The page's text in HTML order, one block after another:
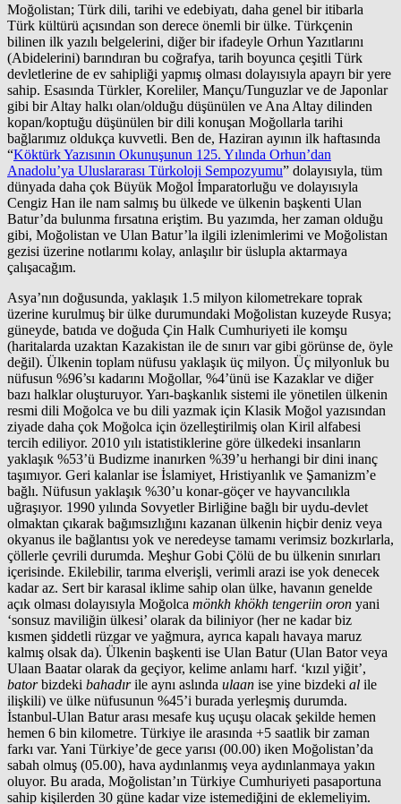
Moğolistan; Türk dili, tarihi ve edebiyatı, daha genel bir itibarla
Türk kültürü açısından son derece önemli bir ülke. Türkçenin
bilinen ilk yazılı belgelerini, diğer bir ifadeyle Orhun Yazıtlarını
(Abidelerini) barındıran bu coğrafya, tarih boyunca çeşitli Türk
devletlerine de ev sahipliği yapmış olması dolayısıyla apayrı bir yere
sahip. Esasında Türkler, Koreliler, Mançu/Tunguzlar ve de Japonlar
gibi bir Altay halkı olan/olduğu düşünülen ve Ana Altay dilinden
kopan/koptuğu düşünülen bir dili konuşan Moğollarla tarihi
bağlarımız oldukça kuvvetli. Ben de, Haziran ayının ilk haftasında
“Köktürk Yazısının Okunuşunun 125. Yılında Orhun’dan
Anadolu’ya Uluslararası Türkoloji Sempozyumu” dolayısıyla, tüm
dünyada daha çok Büyük Moğol İmparatorluğu ve dolayısıyla
Cengiz Han ile nam salmış bu ülkede ve ülkenin başkenti Ulan
Batur’da bulunma fırsatına eriştim. Bu yazımda, her zaman olduğu
gibi, Moğolistan ve Ulan Batur’la ilgili izlenimlerimi ve Moğolistan
gezisi üzerine notlarımı kolay, anlaşılır bir üslupla aktarmaya
çalışacağım.
Asya’nın doğusunda, yaklaşık 1.5 milyon kilometrekare toprak
üzerine kurulmuş bir ülke durumundaki Moğolistan kuzeyde Rusya;
güneyde, batıda ve doğuda Çin Halk Cumhuriyeti ile komşu
(haritalarda uzaktan Kazakistan ile de sınırı var gibi görünse de, öyle
değil). Ülkenin toplam nüfusu yaklaşık üç milyon. Üç milyonluk bu
nüfusun %96’sı kadarını Moğollar, %4’ünü ise Kazaklar ve diğer
bazı halklar oluşturuyor. Yarı-başkanlık sistemi ile yönetilen ülkenin
resmi dili Moğolca ve bu dili yazmak için Klasik Moğol yazısından
ziyade daha çok Moğolca için özelleştirilmiş olan Kiril alfabesi
tercih ediliyor. 2010 yılı istatistiklerine göre ülkedeki insanların
yaklaşık %53’ü Budizme inanırken %39’u herhangi bir dini inanç
taşımıyor. Geri kalanlar ise İslamiyet, Hristiyanlık ve Şamanizm’e
bağlı. Nüfusun yaklaşık %30’u konar-göçer ve hayvancılıkla
uğraşıyor. 1990 yılında Sovyetler Birliğine bağlı bir uydu-devlet
olmaktan çıkarak bağımsızlığını kazanan ülkenin hiçbir deniz veya
okyanus ile bağlantısı yok ve neredeyse tamamı verimsiz bozkırlarla,
çöllerle çevrili durumda. Meşhur Gobi Çölü de bu ülkenin sınırları
içerisinde. Ekilebilir, tarıma elverişli, verimli arazi ise yok denecek
kadar az. Sert bir karasal iklime sahip olan ülke, havanın genelde
açık olması dolayısıyla Moğolca mönkh khökh tengeriin oron yani
‘sonsuz maviliğin ülkesi’ olarak da biliniyor (her ne kadar biz
kısmen şiddetli rüzgar ve yağmura, ayrıca kapalı havaya maruz
kalmış olsak da). Ülkenin başkenti ise Ulan Batur (Ulan Bator veya
Ulaan Baatar olarak da geçiyor, kelime anlamı harf. ‘kızıl yiğit’,
batorbizdeki bahadırile aynı aslında ulaan ise yine bizdeki al ile
ilişkili) ve ülke nüfusunun %45’i burada yerleşmiş durumda.
İstanbul-Ulan Batur arası mesafe kuş uçuşu olacak şekilde hemen
hemen 6 bin kilometre. Türkiye ile arasında +5 saatlik bir zaman
farkı var. Yani Türkiye’de gece yarısı (00.00) iken Moğolistan’da
sabah olmuş (05.00), hava aydınlanmış veya aydınlanmaya yakın
oluyor. Bu arada, Moğolistan’ın Türkiye Cumhuriyeti pasaportuna
sahip kişilerden 30 güne kadar vize istemediğini de eklemeliyim.